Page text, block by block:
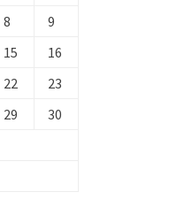
8
9
15
16
22
23
29
30